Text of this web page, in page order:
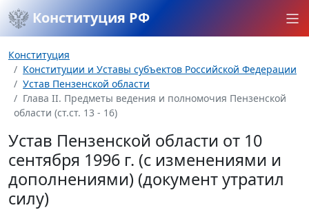
Конституция РФ
Конституция
Конституции и Уставы субъектов Российской Федерации
Устав Пензенской области
Глава II. Предметы ведения и полномочия Пензенской
области (ст.ст. 13 - 16)
Устав Пензенской области от 10
сентября 1996 г. (с изменениями и
дополнениями) (документ утратил
силу)